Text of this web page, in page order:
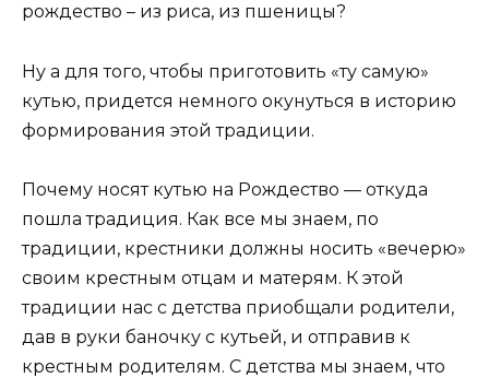
рождество – из риса, из пшеницы?
Ну а для того, чтобы приготовить «ту самую»
кутью, придется немного окунуться в историю
формирования этой традиции.
Почему носят кутью на Рождество — откуда
пошла традиция. Как все мы знаем, по
традиции, крестники должны носить «вечерю»
своим крестным отцам и матерям. К этой
традиции нас с детства приобщали родители,
дав в руки баночку с кутьей, и отправив к
крестным родителям. С детства мы знаем, что